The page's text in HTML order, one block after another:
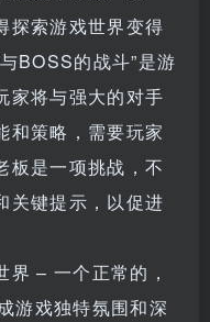
探索游戏世界变得
BOSS的战斗”是游
家将与强大的对手
和策略，需要玩家
板是一项挑战，不
关键提示，以促进
– 一个正常的，
游戏独特氛围和深